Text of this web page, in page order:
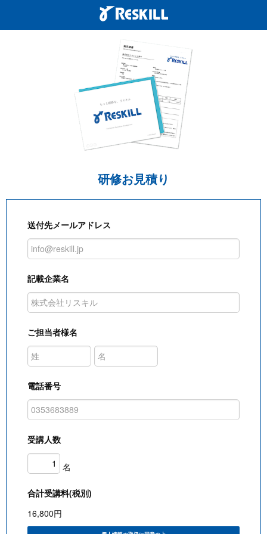
研修お見積り
送付先メールアドレス
記載企業名
ご担当者様名
電話番号
受講人数
名
合計受講料(税別)
16,800円